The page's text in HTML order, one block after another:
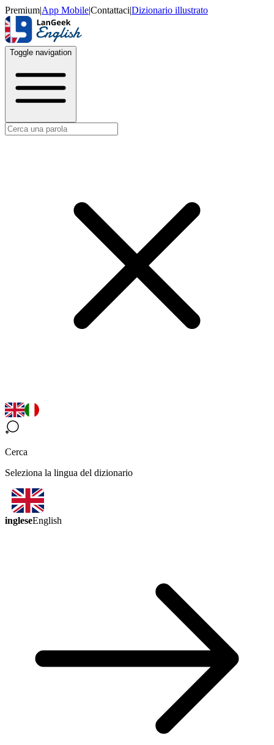
Premium|App Mobile|Contattaci|Dizionario illustrato
Toggle navigation
Cerca
Seleziona la lingua del dizionario
ingleseEnglish